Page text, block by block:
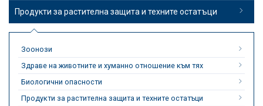
Продукти за растителна защита и техните остатъци
Зоонози
Здраве на животните и хуманно отношение към тях
Биологични опасности
Продукти за растителна защита и техните остатъци